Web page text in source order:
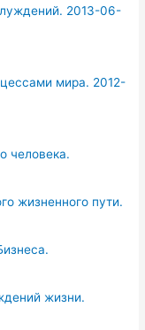
2013-06-
мира. 2012-
человека.
жизненного пути.
жизни.